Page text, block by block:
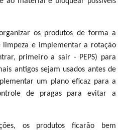
os produtos de forma a
e implementar a rotação
primeiro a sair - PEPS) para
antigos sejam usados antes de
um plano eficaz para a
de pragas para evitar a
os produtos ficarão bem